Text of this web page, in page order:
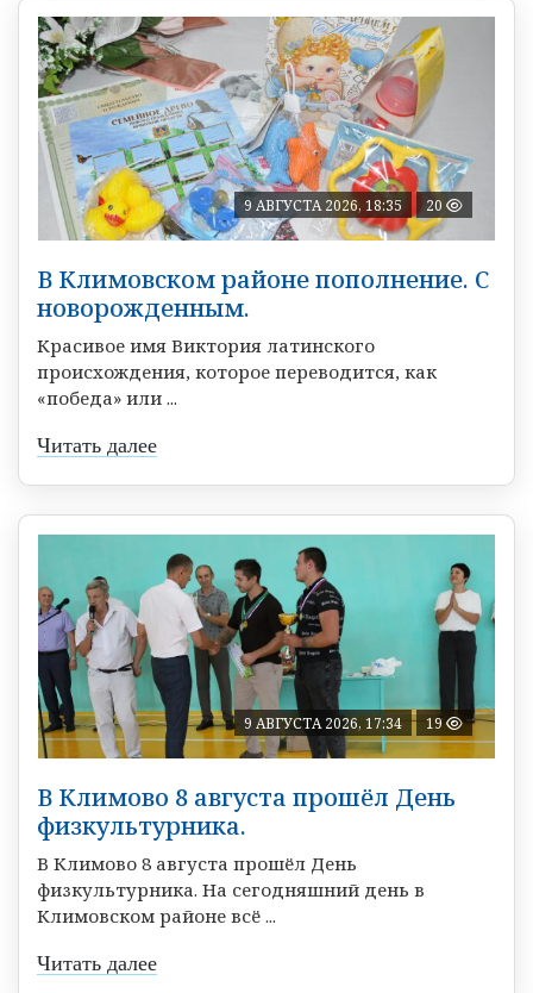
9 АВГУСТА 2026, 18:35 20
В Климовском районе пополнение. С
новорожденным.
Красивое имя Виктория латинского
происхождения, которое переводится, как
«победа» или ...
Читать далее
9 АВГУСТА 2026, 17:34 19
В Климово 8 августа прошёл День
физкультурника.
В Климово 8 августа прошёл День
физкультурника. На сегодняшний день в
Климовском районе всё ...
Читать далее